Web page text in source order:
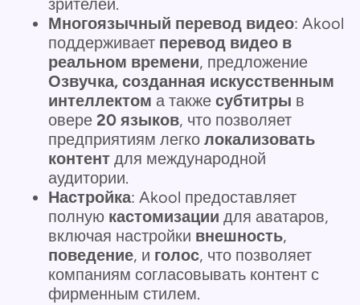
зрителей.
Многоязычный перевод видео: Akool
поддерживает перевод видео в
реальном времени, предложение
Озвучка, созданная искусственным
интеллектом а также субтитры в
овере 20 языков, что позволяет
предприятиям легко локализовать
контент для международной
аудитории.
Настройка: Akool предоставляет
полную кастомизации для аватаров,
включая настройки внешность,
поведение, и голос, что позволяет
компаниям согласовывать контент с
фирменным стилем.